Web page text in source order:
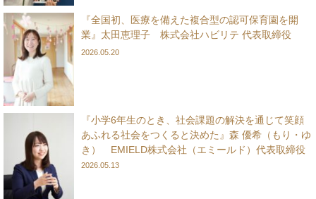
『全国初、医療を備えた複合型の認可保育園を開
業』太田恵理子 株式会社ハビリテ 代表取締役
2026.05.20
『小学6年生のとき、社会課題の解決を通じて笑顔
あふれる社会をつくると決めた』森 優希（もり・ゆ
き） EMIELD株式会社（エミールド）代表取締役
2026.05.13